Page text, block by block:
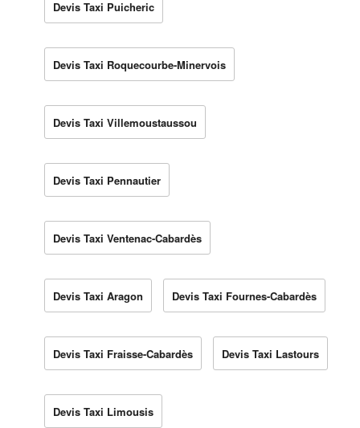
Devis Taxi Puicheric
Devis Taxi Roquecourbe-Minervois
Devis Taxi Villemoustaussou
Devis Taxi Pennautier
Devis Taxi Ventenac-Cabardès
Devis Taxi Aragon Devis Taxi Fournes-Cabardès
Devis Taxi Fraisse-Cabardès Devis Taxi Lastours
Devis Taxi Limousis